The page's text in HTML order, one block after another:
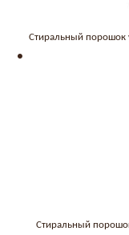
Стиральный
Стиральный